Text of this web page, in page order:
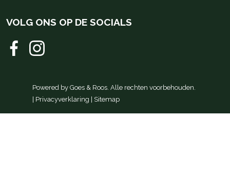
VOLG ONS OP DE SOCIALS
Powered by Goes & Roos. Alle rechten voorbehouden.
Privacyverklaring Sitemap